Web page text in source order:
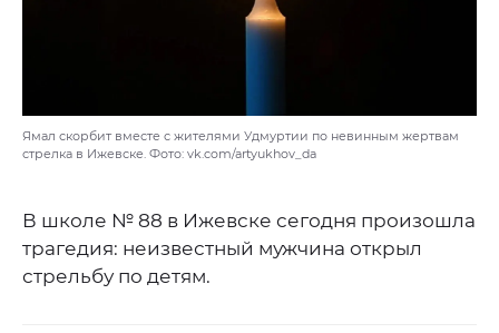
Ямал скорбит вместе с жителями Удмуртии по невинным жертвам
стрелка в Ижевске. Фото: vk.com/artyukhov_da
В школе № 88 в Ижевске сегодня произошла
трагедия: неизвестный мужчина открыл
стрельбу по детям.